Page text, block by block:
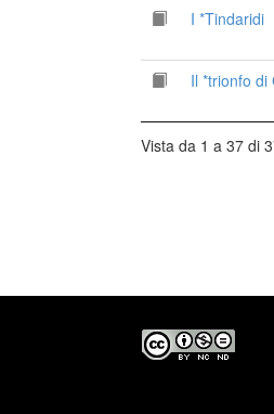
I *Tindaridi
Il *trionfo di
Vista da 1 a 37 di